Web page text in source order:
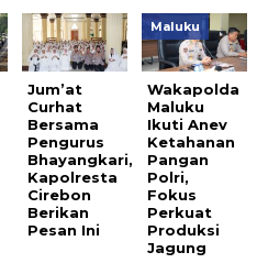
Jum’at
Curhat
Bersama
Pengurus
Bhayangkari,
Kapolresta
Cirebon
Berikan
Pesan Ini
Maluku
Wakapolda
Maluku
Ikuti Anev
Ketahanan
Pangan
Polri,
Fokus
Perkuat
Produksi
Jagung